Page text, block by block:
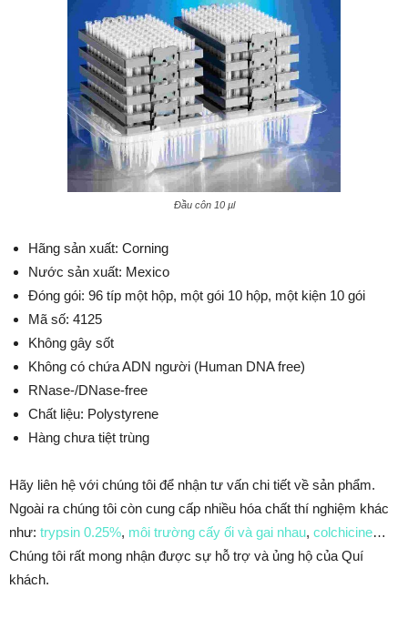
Đầu côn 10 µl
Hãng sản xuất: Corning
Nước sản xuất: Mexico
Đóng gói: 96 típ một hộp, một gói 10 hộp, một kiện 10 gói
Mã số: 4125
Không gây sốt
Không có chứa ADN người (Human DNA free)
RNase-/DNase-free
Chất liệu: Polystyrene
Hàng chưa tiệt trùng
Hãy liên hệ với chúng tôi để nhận tư vấn chi tiết về sản phẩm.
Ngoài ra chúng tôi còn cung cấp nhiều hóa chất thí nghiệm khác
như: trypsin 0.25%, môi trường cấy ối và gai nhau, colchicine…
Chúng tôi rất mong nhận được sự hỗ trợ và ủng hộ của Quí
khách.